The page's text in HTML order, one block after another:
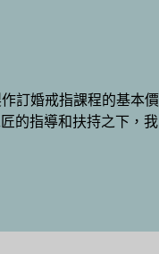
訂婚戒指課程的基本價
的指導和扶持之下，我